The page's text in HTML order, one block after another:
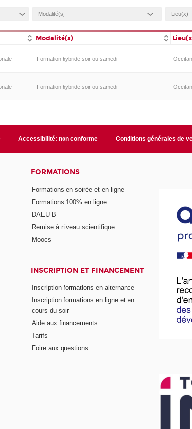
Modalité(s)
Formation hybride soir ou samedi
Formation hybride soir ou samedi
Accessibilité: non conforme Conditions générales de
FORMATIONS
Formations en soirée et en ligne
Formations 100% en ligne
DAEU B
Remise à niveau scientifique
Moocs
INSCRIPTION ET FINANCEMENT
Inscription formations en alternance
Inscription formations en ligne et en
cours du soir
Aide aux financements
Tarifs
Foire aux questions